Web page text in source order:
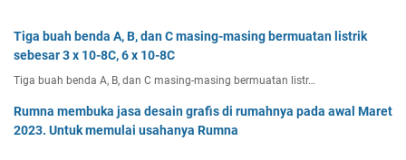
Tiga buah benda A, B, dan C masing-masing bermuatan listrik
sebesar 3 x 10-8C, 6 x 10-8C
Tiga buah benda A, B, dan C masing-masing bermuatan listr…
Rumna membuka jasa desain grafis di rumahnya pada awal Maret
2023. Untuk memulai usahanya Rumna